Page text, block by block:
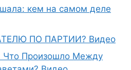
кем на самом деле
ПО ПАРТИИ? Видео
Что Произошло Между